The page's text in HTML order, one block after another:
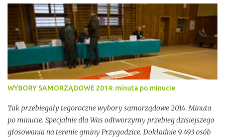
elementem ekosystemu Doliny Baryczy. W ostatnich latach stały
się jednak również przedmiotem konfliktów, napięć i realnych
zagrożeń związanych z brakiem ciągłości dzierżawy oraz
niewystarczającym wsparciem instytucjonalnym.
WYBORY SAMORZĄDOWE 2014: minuta po minucie
Tak przebiegały tegoroczne wybory samorządowe 2014. Minuta
po minucie. Specjalnie dla Was odtworzymy przebieg dzisiejszego
głosowania na terenie gminy Przygodzice. Dokładnie 9 493 osób